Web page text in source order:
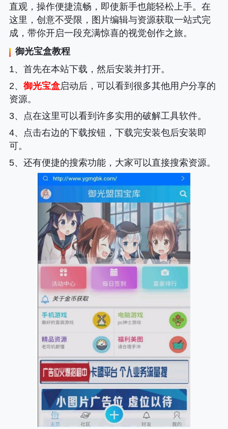
直观，操作便捷流畅，即使新手也能轻松上手。在
这里，创意不受限，图片编辑与资源获取一站式完
成，带你开启一段充满惊喜的视觉创作之旅。
御光宝盒教程
1、首先在本站下载，然后安装并打开。
2、 御光宝盒启动后，可以看到很多其他用户分享的
资源。
3、点在这里可以看到许多实用的破解工具软件。
4、点击右边的下载按钮，下载完安装包后安装即
可。
5、还有便捷的搜索功能，大家可以直接搜索资源。